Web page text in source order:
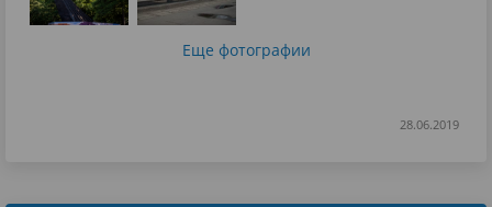
Еще фотографии
28.06.2019